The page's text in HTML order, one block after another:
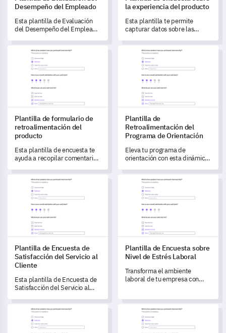
Desempeño del Empleado
Esta plantilla de Evaluación
del Desempeño del Empleado
comprender y mejorar las
responsabilidades laborales,
dinámicas colaborativas,
percepción del liderazgo y
crecimiento personal de su
equipo.
la experiencia del producto
Esta plantilla te permite
capturar datos sobre las
medir la satisfacción del
usuario para entender mejor
las necesidades del cliente.
Plantilla de formulario de retroalimentación del producto
Plantilla de formulario de
retroalimentación del
producto
Esta plantilla de encuesta te
ayuda a recopilar comentarios
rendimiento de tu producto y
áreas de mejora.
Plantilla de
Plantilla de
Retroalimentación del
Programa de Orientación
Eleva tu programa de
orientación con esta dinámica
te permite medir la
satisfacción, entender la
efectividad del contenido y
capturar información
invaluable.
Plantilla de Encuesta de Satisfacción del Servicio al Cliente
Plantilla de Encuesta de
Satisfacción del Servicio al
Cliente
Esta plantilla de Encuesta de
Satisfacción del Servicio al
efectividad de tu servicio,
evaluando la satisfacción del
cliente e identificando áreas
de mejora.
Plantilla de Encuesta sobre
Plantilla de Encuesta sobre
Nivel de Estrés Laboral
Transforma el ambiente
laboral de tu empresa con
identificando de manera
eficiente las fuentes de
ansiedad.
Plantilla de Encuesta de AplicaciónPlantilla de Autoevaluación